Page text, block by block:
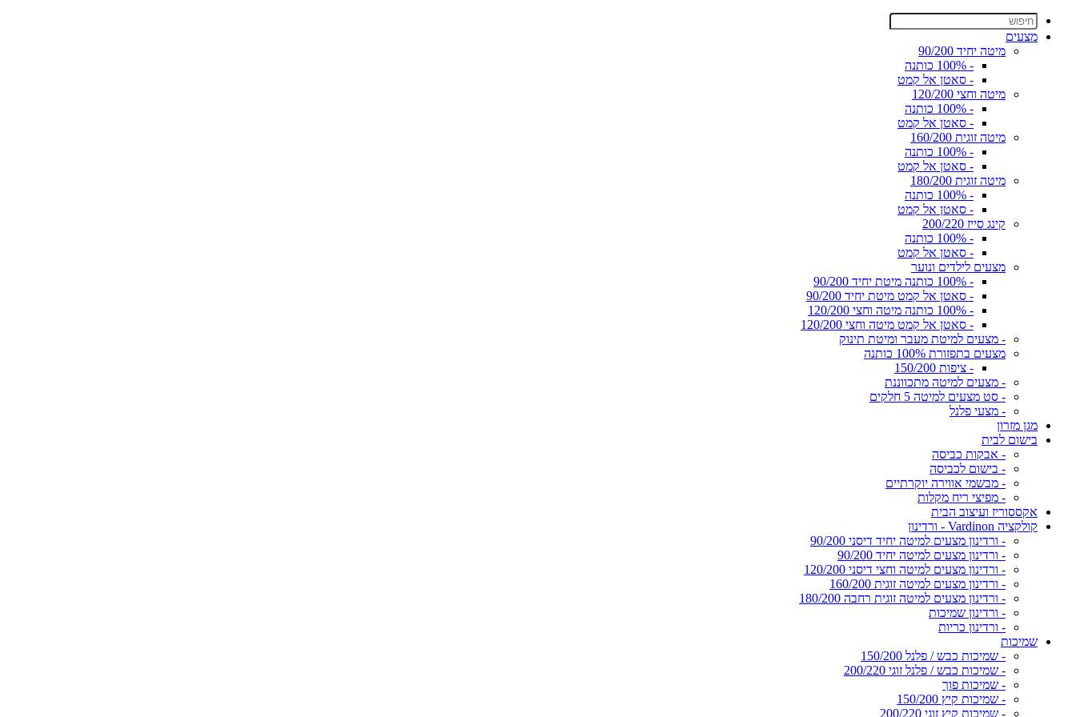
מצעים
מיטה יחיד 90/200
- 100% כותנה
- סאטן אל קמט
מיטה וחצי 120/200
- 100% כותנה
- סאטן אל קמט
מיטה זוגית 160/200
- 100% כותנה
- סאטן אל קמט
מיטה זוגית 180/200
- 100% כותנה
- סאטן אל קמט
קינג סייז 200/220
- 100% כותנה
- סאטן אל קמט
מצעים לילדים ונוער
- 100% כותנה מיטת יחיד 90/200
- סאטן אל קמט מיטת יחיד 90/200
- 100% כותנה מיטה וחצי 120/200
- סאטן אל קמט מיטה וחצי 120/200
- מצעים למיטת מעבר ומיטת תינוק
מצעים בתפזורת 100% כותנה
- ציפות 150/200
- מצעים למיטה מתכווננת
- סט מצעים למיטה 5 חלקים
- מצעי פלנל
מגן מזרון
בישום לבית
- אבקות כביסה
- בישום לכביסה
- מבשמי אווירה יוקרתיים
- מפיצי ריח מקלות
אקססוריז ועיצוב הבית
קולקציה Vardinon - ורדינון
- ורדינון מצעים למיטה יחיד דיסני 90/200
- ורדינון מצעים למיטה יחיד 90/200
- ורדינון מצעים למיטה וחצי דיסני 120/200
- ורדינון מצעים למיטה זוגית 160/200
- ורדינון מצעים למיטה זוגית רחבה 180/200
- ורדינון שמיכות
- ורדינון כריות
שמיכות
- שמיכות כבש / פלנל 150/200
- שמיכות כבש / פלנל זוגי 200/220
- שמיכות פוך
- שמיכות קיץ 150/200
- שמיכות קיץ זוגי 200/220